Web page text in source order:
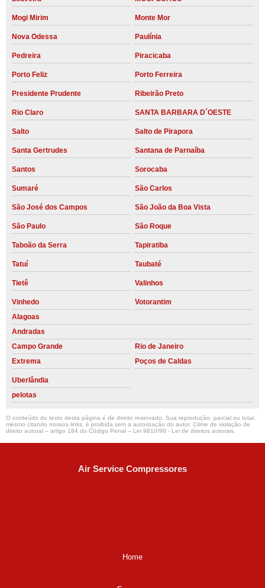
Mogi Mirim Monte Mor
Nova Odessa Paulínia
Pedreira Piracicaba
Porto Feliz Porto Ferreira
Presidente Prudente Ribeirão Preto
Rio Claro SANTA BARBARA D´OESTE
Salto Salto de Pirapora
Santa Gertrudes Santana de Parnaíba
Santos Sorocaba
Sumaré São Carlos
São José dos Campos São João da Boa Vista
São Paulo São Roque
Taboão da Serra Tapiratiba
Tatuí Taubaté
Tietê Valinhos
Vinhedo
Votorantim
Alagoas
Andradas
Campo Grande
Rio de Janeiro
Extrema
Poços de Caldas
Uberlândia
pelotas
O conteúdo do texto desta página é de direito reservado. Sua reprodução, parcial ou total,
mesmo citando nossos links, é proibida sem a autorização do autor. Crime de violação de
direito autoral – artigo 184 do Código Penal – Lei 9610/98 - Lei de direitos autorais.
Air Service Compressores
Home